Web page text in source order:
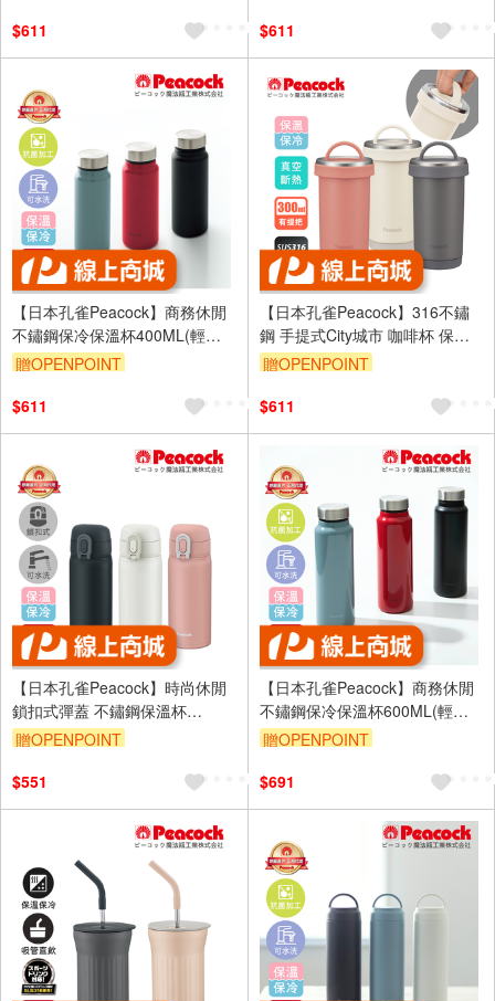
$611
$611
【日本孔雀Peacock】商務休閒
不鏽鋼保冷保溫杯400ML(輕量
化設計)-任選色
贈OPENPOINT
$611
【日本孔雀Peacock】316不鏽
鋼 手提式City城市 咖啡杯 保冷
保溫杯300ML(耐衝擊底座)-任選
贈OPENPOINT
$611
【日本孔雀Peacock】時尚休閒
鎖扣式彈蓋 不鏽鋼保溫杯
350ML(直飲口設計)-任選色
贈OPENPOINT
$551
【日本孔雀Peacock】商務休閒
不鏽鋼保冷保溫杯600ML(輕量
化設計)-任選色
贈OPENPOINT
$691